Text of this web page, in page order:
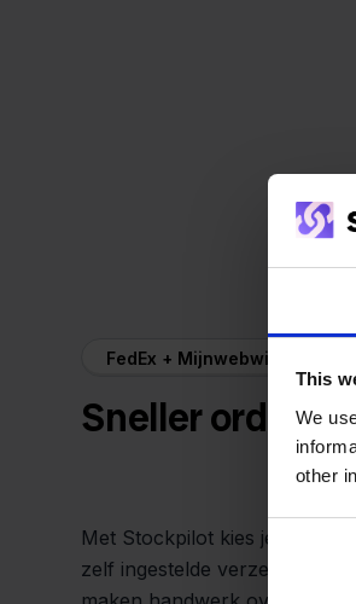
This
We
other
FedEx + Mijnwebwinkel
Sneller orders
Met Stockpilot kies je
zelf ingestelde